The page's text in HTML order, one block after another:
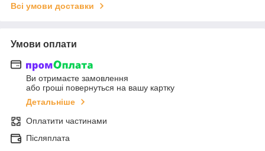
Всі умови доставки
Умови оплати
Ви отримаєте замовлення
або гроші повернуться на вашу картку
Детальніше
Оплатити частинами
Післяплата